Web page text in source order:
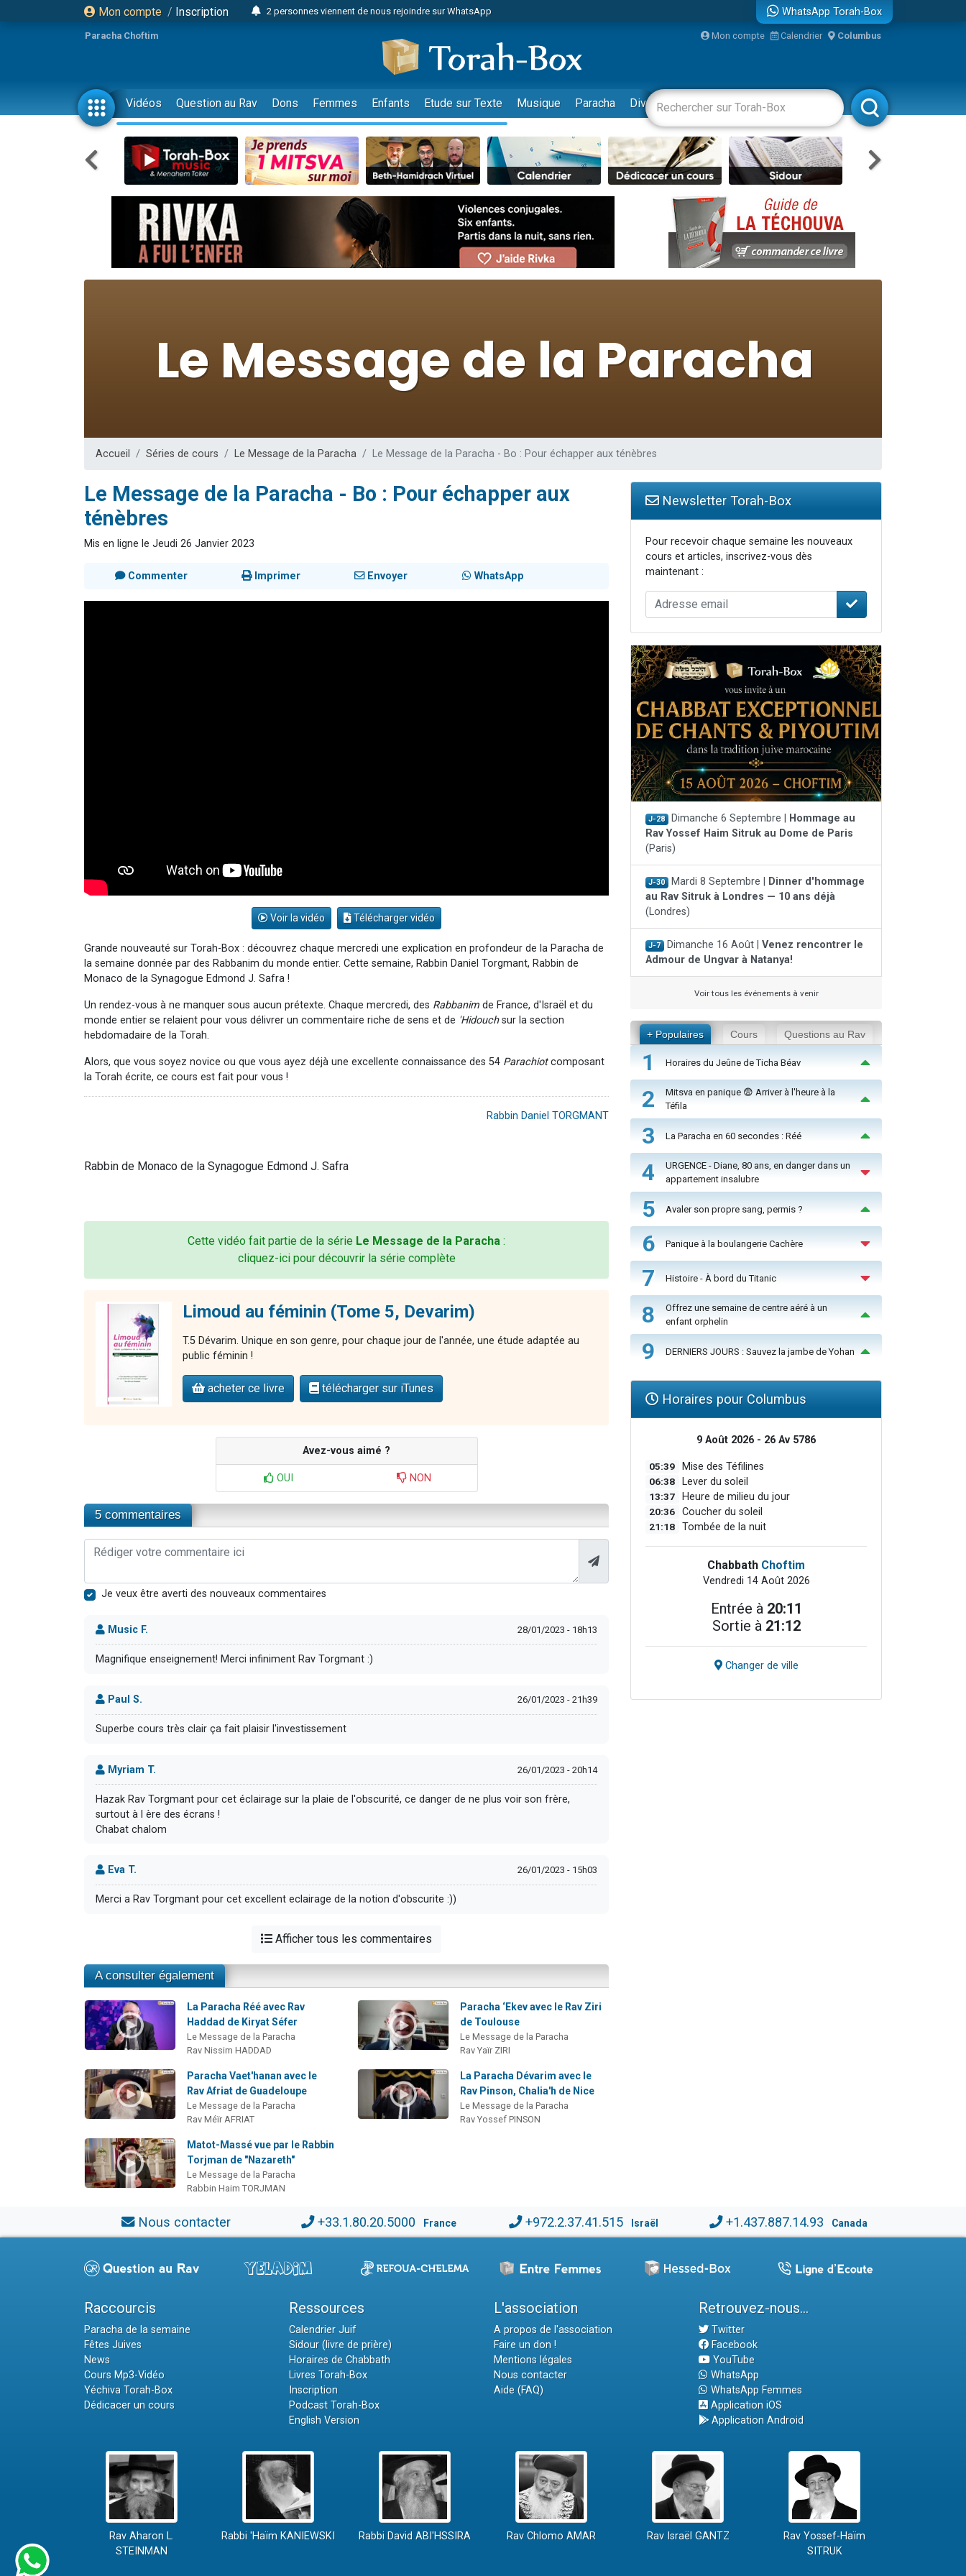
Mon compte / Inscription
2 personnes viennent de nous rejoindre sur WhatsApp
3 personnes viennent de faire un don pour Événements Torah-Box
2 personnes viennent de faire un don pour Tsédaka : pauvres d'Israel
3 personnes viennent de nous rejoindre sur WhatsApp
11 personnes viennent de demander une bénédiction
3 personnes viennent de faire un don pour Diane, 80 ans, dans un appartement insalubre
Il reste 49 places pour étudier en groupe sur Zoom
2 personnes viennent de nous rejoindre sur WhatsApp
29 personnes viennent de demander une bénédiction
Il reste 49 places pour étudier en groupe sur Zoom
2 personnes viennent de nous rejoindre sur WhatsApp
6 personnes viennent de nous rejoindre sur WhatsApp
4 personnes viennent de nous rejoindre sur WhatsApp
Il reste 49 places pour étudier en groupe sur Zoom
WhatsApp Torah-Box
Paracha Choftim Mon compte Calendrier Columbus
Vidéos Question au Rav Dons Femmes Enfants Etude sur Texte Musique Paracha Divertissements Livres Rabbanim
Accueil Séries de cours Le Message de la Paracha Le Message de la Paracha - Bo : Pour échapper aux ténèbres
Le Message de la Paracha - Bo : Pour échapper aux
ténèbres
Mis en ligne le Jeudi 26 Janvier 2023
Commenter Imprimer Envoyer WhatsApp
Voir la vidéo Télécharger vidéo
Grande nouveauté sur Torah-Box : découvrez chaque mercredi une explication en profondeur de la Paracha de
la semaine donnée par des Rabbanim du monde entier. Cette semaine, Rabbin Daniel Torgmant, Rabbin de
Monaco de la Synagogue Edmond J. Safra !
Un rendez-vous à ne manquer sous aucun prétexte. Chaque mercredi, des Rabbanim de France, d'Israël et du
monde entier se relaient pour vous délivrer un commentaire riche de sens et de 'Hidouchsur la section
hebdomadaire de la Torah.
Alors, que vous soyez novice ou que vous ayez déjà une excellente connaissance des 54 Parachiotcomposant
la Torah écrite, ce cours est fait pour vous !
Rabbin Daniel TORGMANT
Rabbin de Monaco de la Synagogue Edmond J. Safra
Cette vidéo fait partie de la série Le Message de la Paracha :
cliquez-ici pour découvrir la série complète
Limoud au féminin (Tome 5, Devarim)
T.5 Dévarim. Unique en son genre, pour chaque jour de l'année, une étude adaptée au
public féminin !
acheter ce livre télécharger sur iTunes
Avez-vous aimé ?
OUI NON
5 commentaires
Je veux être averti des nouveaux commentaires
Music F. 28/01/2023 - 18h13
Magnifique enseignement! Merci infiniment Rav Torgmant :)
Paul S. 26/01/2023 - 21h39
Superbe cours très clair ça fait plaisir l'investissement
Myriam T. 26/01/2023 - 20h14
Hazak Rav Torgmant pour cet éclairage sur la plaie de l'obscurité, ce danger de ne plus voir son frère,
surtout à l ère des écrans !
Chabat chalom
Eva T. 26/01/2023 - 15h03
Merci a Rav Torgmant pour cet excellent eclairage de la notion d'obscurite :))
Afficher tous les commentaires
A consulter également
La Paracha Réé avec Rav
Haddad de Kiryat Séfer
Le Message de la Paracha
Rav Nissim HADDAD
Paracha ‘Ekev avec le Rav Ziri
de Toulouse
Le Message de la Paracha
Rav Yaïr ZIRI
Paracha Vaet'hanan avec le
Rav Afriat de Guadeloupe
Le Message de la Paracha
Rav Méïr AFRIAT
La Paracha Dévarim avec le
Rav Pinson, Chalia'h de Nice
Le Message de la Paracha
Rav Yossef PINSON
Matot-Massé vue par le Rabbin
Torjman de "Nazareth"
Le Message de la Paracha
Rabbin Haim TORJMAN
Newsletter Torah-Box
Pour recevoir chaque semaine les nouveaux
cours et articles, inscrivez-vous dès
maintenant :
J-28 Dimanche 6 Septembre |
Hommage au
Rav Yossef Haim Sitruk au Dome de Paris
(Paris)
J-30 Mardi 8 Septembre |
Dinner d'hommage
au Rav Sitruk à Londres — 10 ans déjà
(Londres)
J-7 Dimanche 16 Août | Venez rencontrer le
Admour de Ungvar à Natanya!
Voir tous les événements à venir
+ Populaires Cours Questions au Rav
1 Horaires du Jeûne de Ticha Béav
2
Mitsva en panique 😨 Arriver à l'heure à la
Téfila
3 La Paracha en 60 secondes : Réé
4
URGENCE - Diane, 80 ans, en danger dans un
appartement insalubre
5 Avaler son propre sang, permis ?
6 Panique à la boulangerie Cachère
7 Histoire - À bord du Titanic
8
Offrez une semaine de centre aéré à un
enfant orphelin
9 DERNIERS JOURS : Sauvez la jambe de Yohan
Horaires pour Columbus
9 Août 2026 - 26 Av 5786
05:39 Mise des Téfilines
06:38 Lever du soleil
13:37 Heure de milieu du jour
20:36 Coucher du soleil
21:18 Tombée de la nuit
Chabbath Choftim
Vendredi 14 Août 2026
Entrée à 20:11
Sortie à 21:12
Changer de ville
Nous contacter +33.1.80.20.5000 France +972.2.37.41.515 Israël +1.437.887.14.93 Canada
Raccourcis
Paracha de la semaine
Fêtes Juives
News
Cours Mp3-Vidéo
Yéchiva Torah-Box
Dédicacer un cours
Ressources
Calendrier Juif
Sidour (livre de prière)
Horaires de Chabbath
Livres Torah-Box
Inscription
Podcast Torah-Box
English Version
L'association
A propos de l'association
Faire un don !
Mentions légales
Nous contacter
Aide (FAQ)
Retrouvez-nous...
Twitter
Facebook
YouTube
WhatsApp
WhatsApp Femmes
Application iOS
Application Android
Rav Aharon L.
STEINMAN
Rabbi 'Haïm KANIEWSKI Rabbi David ABI'HSSIRA Rav Chlomo AMAR Rav Israël GANTZ
Rav Yossef-Haïm
SITRUK